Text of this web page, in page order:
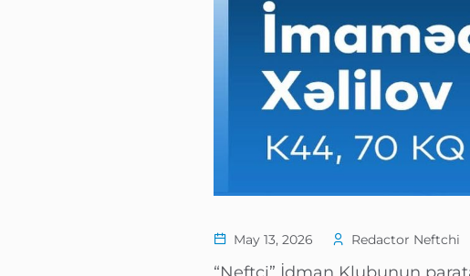
May 13, 2026 Redactor Neftchi